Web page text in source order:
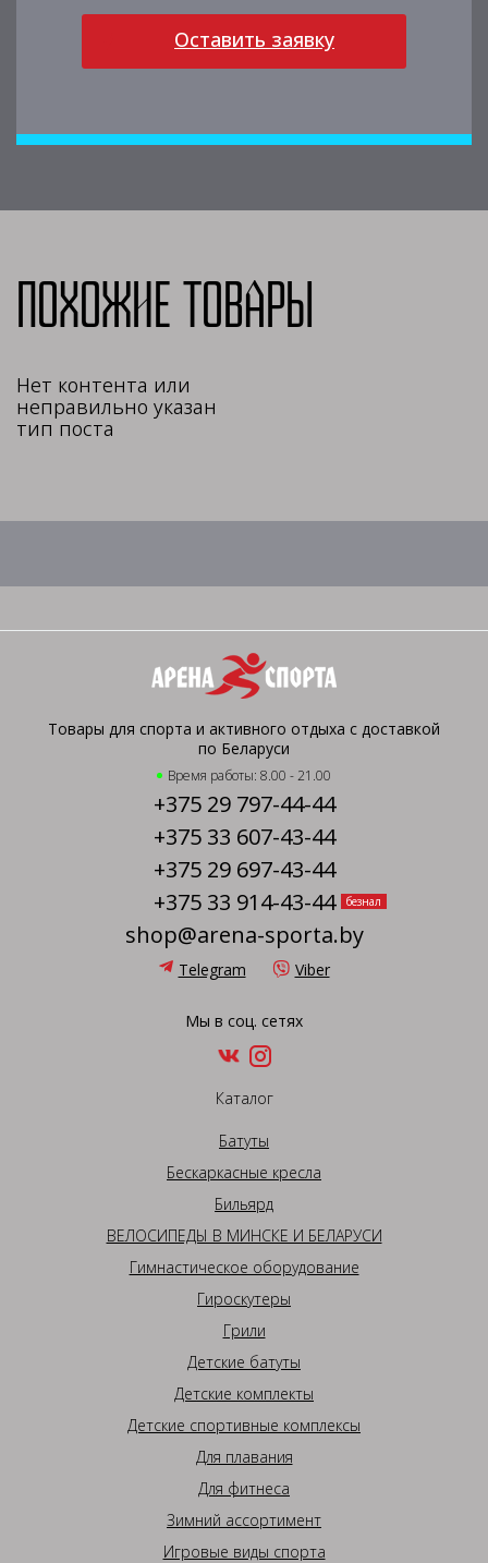
Оставить заявку
Похожие товары
Нет контента или
неправильно указан
тип поста
Товары для спорта и активного отдыха с доставкой
по Беларуси
Время работы: 8.00 - 21.00
+375 29 797-44-44
+375 33 607-43-44
+375 29 697-43-44
+375 33 914-43-44
безнал
shop@arena-sporta.by
Telegram Viber
Мы в соц. сетях
Каталог
Батуты
Бескаркасные кресла
Бильярд
ВЕЛОСИПЕДЫ В МИНСКЕ И БЕЛАРУСИ
Гимнастическое оборудование
Гироскутеры
Грили
Детские батуты
Детские комплекты
Детские спортивные комплексы
Для плавания
Для фитнеса
Зимний ассортимент
Игровые виды спорта